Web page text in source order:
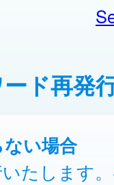
ド再発
い場合
たします